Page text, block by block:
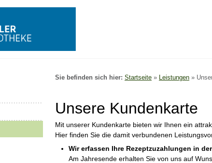
Sie befinden sich hier: Startseite » Leistungen »
Unsere Kundenkarte
Mit unserer Kundenkarte bieten wir Ihnen ein
Hier finden Sie die damit verbundenen
Wir erfassen Ihre Rezeptzuzahlungen in
Am Jahresende erhalten Sie von uns auf